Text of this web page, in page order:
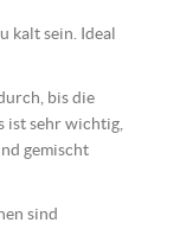
kalt sein. Ideal
bis die
ist sehr wichtig,
gemischt
sind